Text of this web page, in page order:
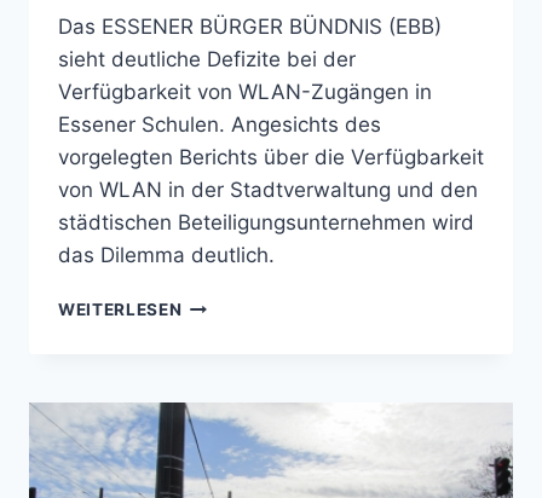
Das ESSENER BÜRGER BÜNDNIS (EBB)
sieht deutliche Defizite bei der
Verfügbarkeit von WLAN-Zugängen in
Essener Schulen. Angesichts des
vorgelegten Berichts über die Verfügbarkeit
von WLAN in der Stadtverwaltung und den
städtischen Beteiligungsunternehmen wird
das Dilemma deutlich.
WEITERLESEN PM:
(EBB)
FORDERT
SCHNELLEREN
AUSBAU